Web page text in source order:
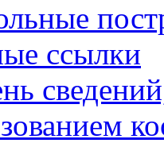
ссылки